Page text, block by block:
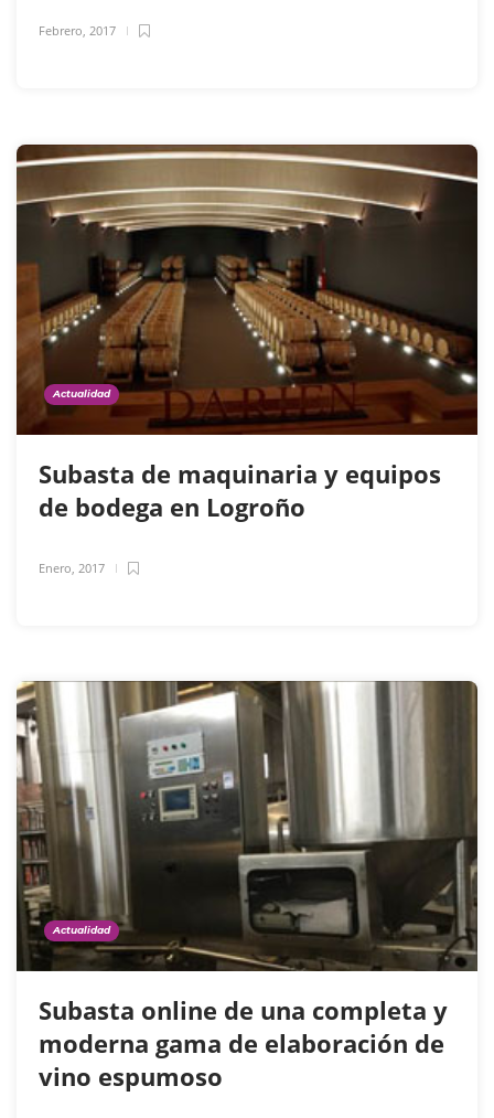
Febrero, 2017
Actualidad
Subasta de maquinaria y equipos
de bodega en Logroño
Enero, 2017
Actualidad
Subasta online de una completa y
moderna gama de elaboración de
vino espumoso